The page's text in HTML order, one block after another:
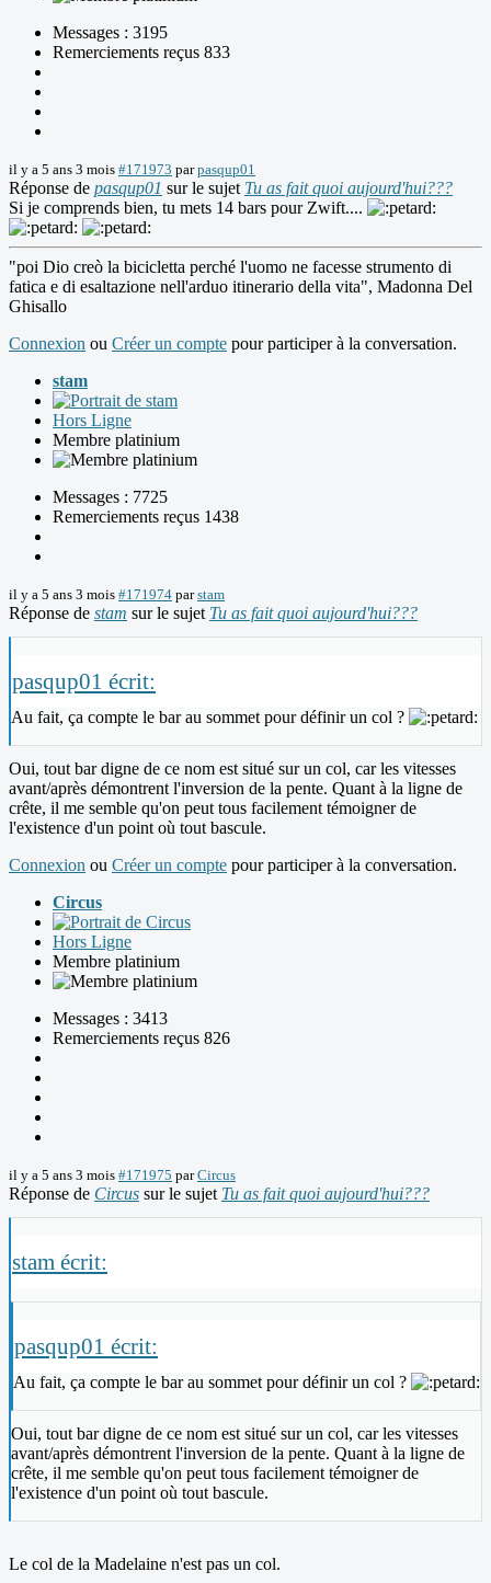
Messages : 3195
Remerciements reçus 833
il y a 5 ans 3 mois #171973 parpasqup01
Réponse de pasqup01 sur le sujet Tu as fait quoi aujourd'hui???
Si je comprends bien, tu mets 14 bars pour Zwift....
"poi Dio creò la bicicletta perché l'uomo ne facesse strumento di
fatica e di esaltazione nell'arduo itinerario della vita", Madonna Del
Ghisallo
Connexion ou Créer un compte pour participer à la conversation.
stam
Hors Ligne
Membre platinium
Messages : 7725
Remerciements reçus 1438
il y a 5 ans 3 mois #171974 parstam
Réponse de stam sur le sujet Tu as fait quoi aujourd'hui???
pasqup01 écrit:
Au fait, ça compte le bar au sommet pour définir un col ?
Oui, tout bar digne de ce nom est situé sur un col, car les vitesses
avant/après démontrent l'inversion de la pente. Quant à la ligne de
crête, il me semble qu'on peut tous facilement témoigner de
l'existence d'un point où tout bascule.
Connexion ou Créer un compte pour participer à la conversation.
Circus
Hors Ligne
Membre platinium
Messages : 3413
Remerciements reçus 826
il y a 5 ans 3 mois #171975 parCircus
Réponse de Circus sur le sujet Tu as fait quoi aujourd'hui???
stam écrit:
pasqup01 écrit:
Au fait, ça compte le bar au sommet pour définir un col ?
Oui, tout bar digne de ce nom est situé sur un col, car les vitesses
avant/après démontrent l'inversion de la pente. Quant à la ligne de
crête, il me semble qu'on peut tous facilement témoigner de
l'existence d'un point où tout bascule.
Le col de la Madelaine n'est pas un col.